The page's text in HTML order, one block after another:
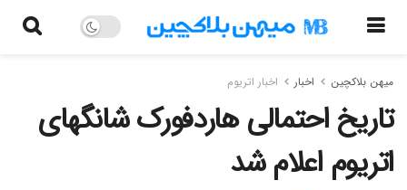
میهن بلاکچین اخبار اخبار اتریوم
تاریخ احتمالی هاردفورک شانگهای
اتریوم اعلام شد